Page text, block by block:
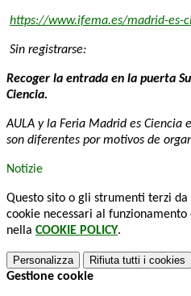
https://www.ifema.es/madrid-es-
Sin registrarse:
Recoger la entrada en la puerta
Ciencia.
AULA y la Feria Madrid es Ciencia
son diferentes por motivos de
Notizie
Questo sito o gli strumenti terzi
cookie necessari al
nella COOKIE POLICY.
Personalizza Rifiuta tutti i cookies
Gestione cookie